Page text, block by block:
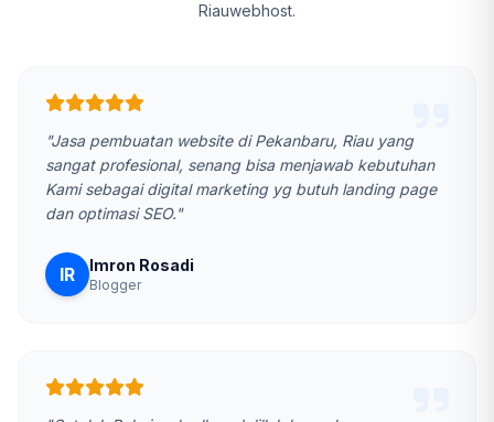
Riauwebhost.
"Jasa pembuatan website di Pekanbaru, Riau yang
sangat profesional, senang bisa menjawab kebutuhan
Kami sebagai digital marketing yg butuh landing page
dan optimasi SEO."
IR Imron Rosadi
Blogger